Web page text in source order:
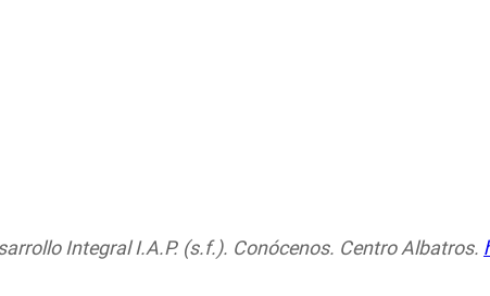
Integral I.A.P. (s.f.). Conócenos. Centro Albatros.